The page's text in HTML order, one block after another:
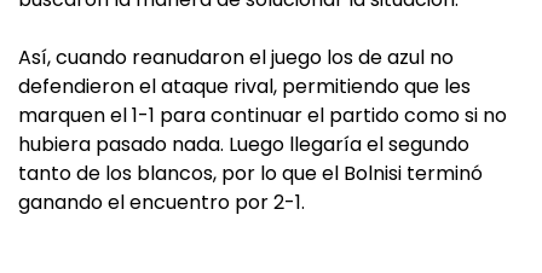
Así, cuando reanudaron el juego los de azul no
defendieron el ataque rival, permitiendo que les
marquen el 1-1 para continuar el partido como si no
hubiera pasado nada. Luego llegaría el segundo
tanto de los blancos, por lo que el Bolnisi terminó
ganando el encuentro por 2-1.